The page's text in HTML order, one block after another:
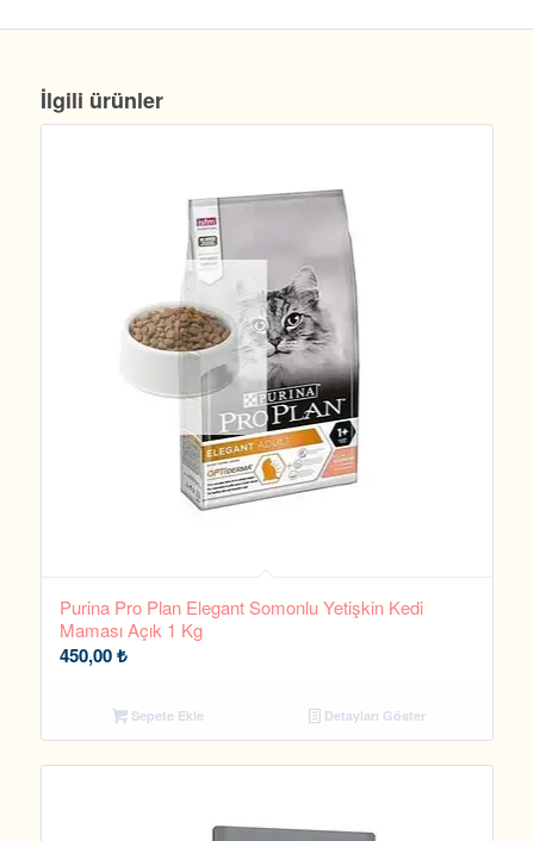
İlgili ürünler
Purina Pro Plan Elegant Somonlu Yetişkin Kedi
Maması Açık 1 Kg
450,00₺
Sepete Ekle Detayları Göster